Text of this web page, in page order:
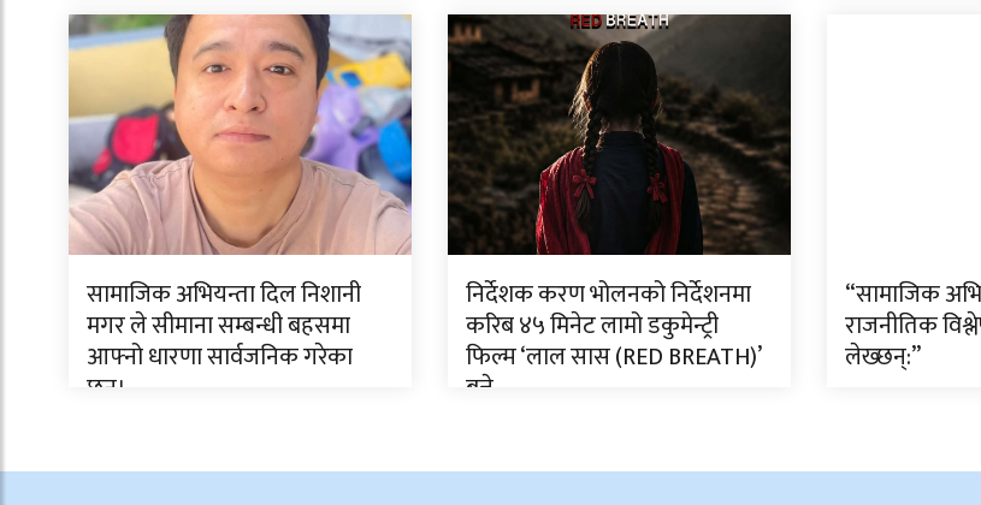
सामाजिक अभियन्ता दिल निशानी
मगर ले सीमाना सम्बन्धी बहसमा
आफ्नो धारणा सार्वजनिक गरेका
छन्।
निर्देशक करण भोलनको निर्देशनमा
करिब ४५ मिनेट लामो डकुमेन्ट्री
फिल्म ‘लाल सास (RED BREATH)’
बन्ने
“सामाजिक
राजनीतिक
लेख्छन्:”